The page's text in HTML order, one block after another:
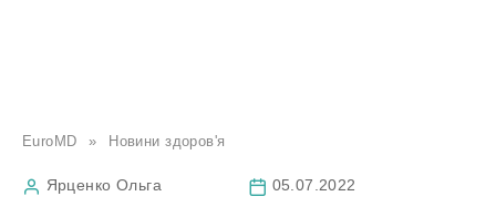
EuroMD » Новини здоров'я
Ярценко Ольга 05.07.2022